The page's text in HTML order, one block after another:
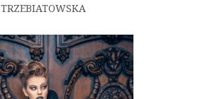
TRZEBIATOWSKA